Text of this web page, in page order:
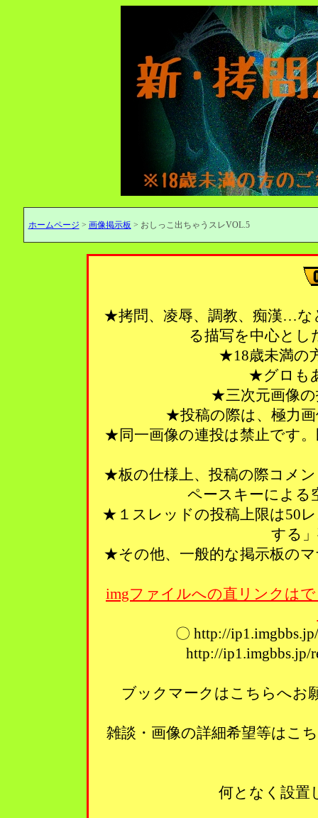
ホームページ > 画像掲示板 > おしっこ出ちゃうスレVOL.5
★拷問、凌辱、調教、痴漢…な
る描写を中心とし
★18歳未満の
★グロも
★三次元画像
★投稿の際は、極力
★同一画像の連投は禁止です
★板の仕様上、投稿の際コメ
ペースキーによる
★１スレッドの投稿上限は50
する
★その他、一般的な掲示板の
imgファイルへの直リンクは
〇 http://
http://
ブックマークはこちらへ
雑談・画像の詳細希望等は
何となく設